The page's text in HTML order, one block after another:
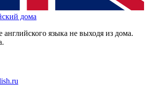
дома
английского языка не выходя из дома.